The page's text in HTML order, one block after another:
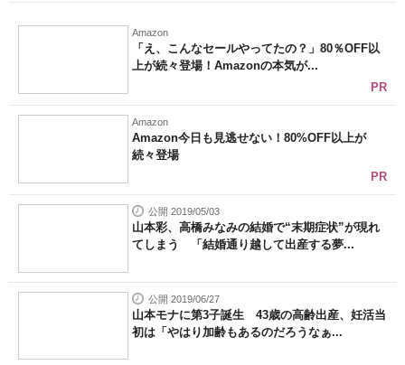
Amazon
「え、こんなセールやってたの？」80％OFF以
上が続々登場！Amazonの本気が...
PR
Amazon
Amazon今日も見逃せない！80%OFF以上が
続々登場
PR
公開 2019/05/03
山本彩、高橋みなみの結婚で“末期症状”が現れ
てしまう 「結婚通り越して出産する夢...
公開 2019/06/27
山本モナに第3子誕生 43歳の高齢出産、妊活当
初は「やはり加齢もあるのだろうなぁ...